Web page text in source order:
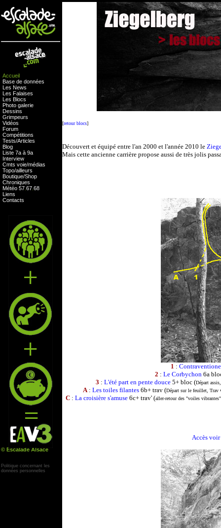
Accueil
Base de données
Les News
Les Falaises
Les Blocs
Photo galerie
Dessins
Grimpeurs
Vidéos
Forum
Compétitions
Tests/Articles
Blog
Liste 7a à 9a
Interview
Cmts voie/médias
Topo/ailleurs
Boutique/Shop
Chroniques
Météo 57 67 68
Liens
Contacts
© Escalade Alsace
Politique concernant les
données personnelles
[retour blocs]
Découvert et équipé entre l'an 2000 et l'année 2010 le
Mais cette ancienne carrière propose aussi de très jolis
1 :
2 : Le Corbychon6a
3 : L'été part en pente douce 5+ bloc (Départ
A: Les toiles filantes6b+ trav (Départ sur le feuillet, Trav
C: La croisière s'amuse6c+ trav' (aller-retour des "voiles
Accès